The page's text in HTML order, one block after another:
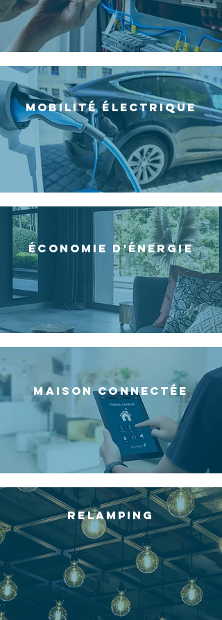
MOBILITÉ ÉLECTRIQUE
Économie d'énergie
Maison connectée
RELAMPING